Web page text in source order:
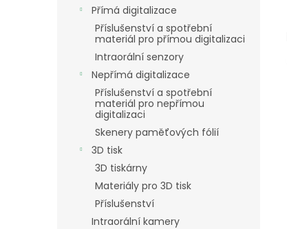
Přímá digitalizace
Příslušenství a spotřební
materiál pro přímou digitalizaci
Intraorální senzory
Nepřímá digitalizace
Příslušenství a spotřební
materiál pro nepřímou
digitalizaci
Skenery paměťových fólií
3D tisk
3D tiskárny
Materiály pro 3D tisk
Příslušenství
Intraorální kamery